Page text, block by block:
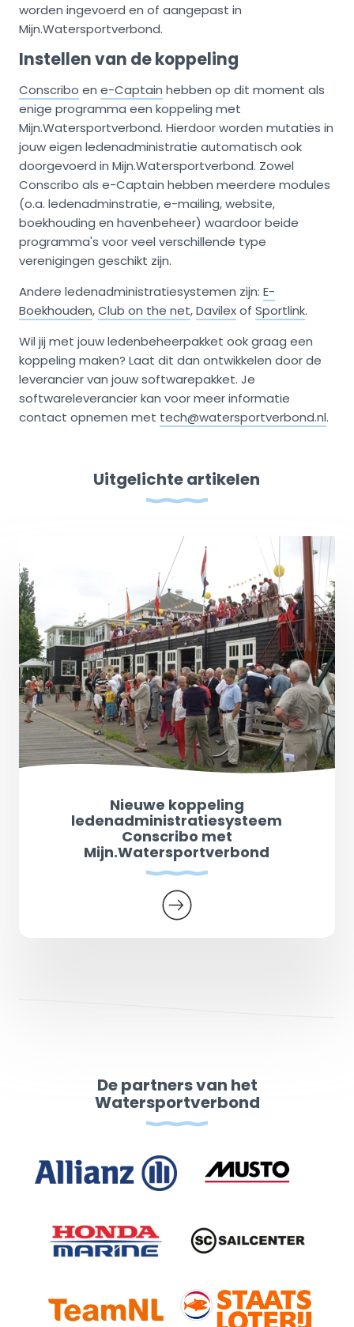
worden ingevoerd en of aangepast in
Mijn.Watersportverbond.
Instellen van de koppeling
Conscribo en e-Captain hebben op dit moment als
enige programma een koppeling met
Mijn.Watersportverbond. Hierdoor worden mutaties in
jouw eigen ledenadministratie automatisch ook
doorgevoerd in Mijn.Watersportverbond. Zowel
Conscribo als e-Captain hebben meerdere modules
(o.a. ledenadminstratie, e-mailing, website,
boekhouding en havenbeheer) waardoor beide
programma's voor veel verschillende type
verenigingen geschikt zijn.
Andere ledenadministratiesystemen zijn: E-
Boekhouden,Club on the net,Davilexof Sportlink.
Wil jij met jouw ledenbeheerpakket ook graag een
koppeling maken? Laat dit dan ontwikkelen door de
leverancier van jouw softwarepakket. Je
softwareleverancier kan voor meer informatie
contact opnemen met tech@watersportverbond.nl.
Uitgelichte artikelen
Nieuwe koppeling
ledenadministratiesysteem
Conscribo met
Mijn.Watersportverbond
De partners van het
Watersportverbond